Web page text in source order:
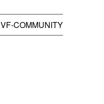
VF-COMMUNITY